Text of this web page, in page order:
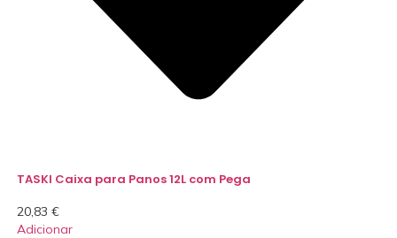
TASKI Caixa para Panos 12L com Pega
20,83 €
Adicionar